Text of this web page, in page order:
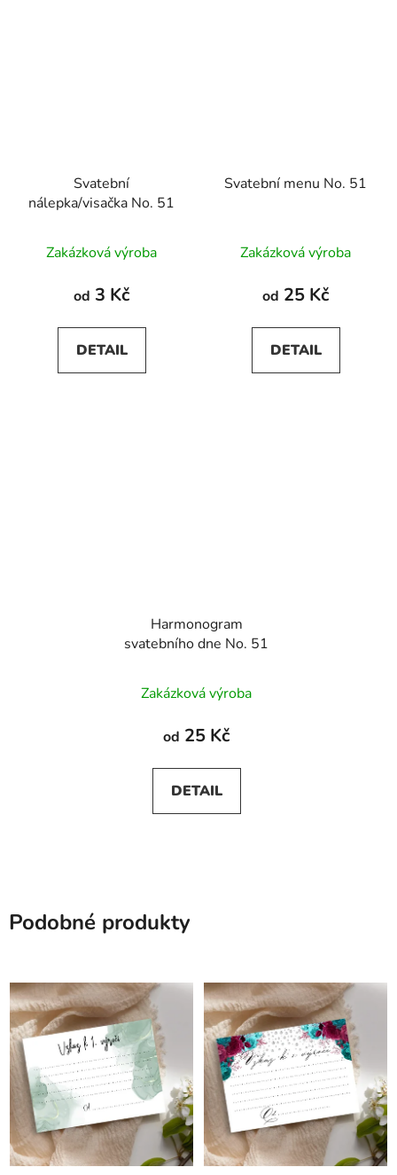
Svatební
nálepka/visačka No. 51
Zakázková výroba
od 3 Kč
DETAIL
Svatební menu No. 51
Zakázková výroba
od 25 Kč
DETAIL
Harmonogram
svatebního dne No. 51
Zakázková výroba
od 25 Kč
DETAIL
Podobné produkty